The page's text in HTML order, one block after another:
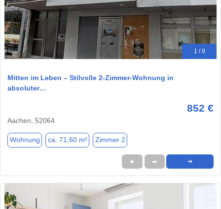
1 / 9
Mitten im Leben – Stilvolle 2-Zimmer-Wohnung in
absoluter…
852 €
Aachen, 52064
Wohnung ca. 71,60 m² Zimmer 2
★ ➦ ➜